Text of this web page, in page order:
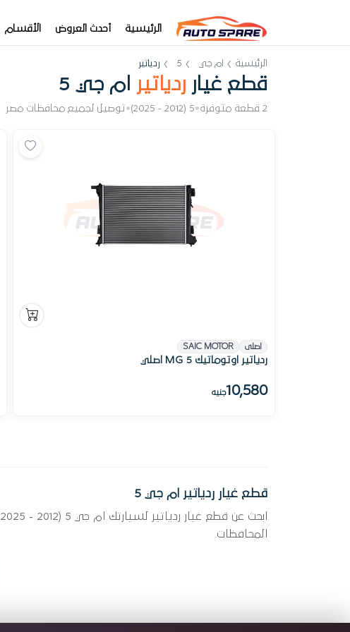
الرئيسية أحدث العروض الأقسام
الرئيسية ام جي 5 ردياتير
قطع غيار ردياتير ام جي 5
2 قطعة متوفرة •
5 (2012 - 2025)
•توصيل لجميع محافظات مصر
اصلى SAIC MOTOR
ردياتير اوتوماتيك MG 5 اصلي
10,580جنيه
قطع غيار ردياتير ام جي 5
المحافظات.